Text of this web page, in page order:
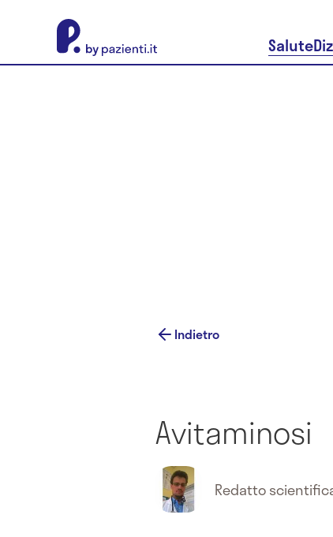
Salute
Indietro
Avitaminosi
Redatto